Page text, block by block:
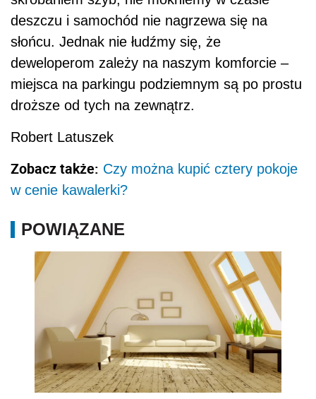
deszczu i samochód nie nagrzewa się na
słońcu. Jednak nie łudźmy się, że
deweloperom zależy na naszym komforcie –
miejsca na parkingu podziemnym są po prostu
droższe od tych na zewnątrz.
Robert Latuszek
Zobacz także: Czy można kupić cztery pokoje
w cenie kawalerki?
POWIĄZANE